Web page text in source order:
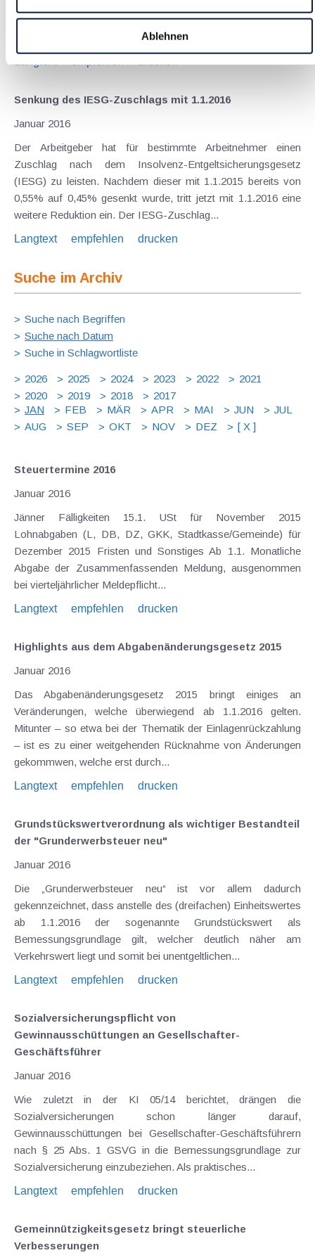
Ablehnen
werden, gemeinnützige Organisationen ins Leben zu rufen
und diese (auch) durch Spendenmittel zu...
Senkung des IESG-Zuschlags mit 1.1.2016
Januar 2016
Der Arbeitgeber hat für bestimmte Arbeitnehmer einen
Zuschlag nach dem Insolvenz-Entgeltsicherungsgesetz
(IESG) zu leisten. Nachdem dieser mit 1.1.2015 bereits von
0,55% auf 0,45% gesenkt wurde, tritt jetzt mit 1.1.2016 eine
weitere Reduktion ein. Der IESG-Zuschlag...
Langtext
empfehlen drucken
Suche im Archiv
Suche nach Begriffen
Suche nach Datum
Suche in Schlagwortliste
2026 2025 2024 2023 2022
2021
2020
2019 2018
2017
JAN
FEB MÄR APR MAI JUN
JUL
AUG
SEP OKT NOV DEZ [ X ]
Steuertermine 2016
Januar 2016
Jänner Fälligkeiten 15.1. USt für November 2015
Lohnabgaben (L, DB, DZ, GKK, Stadtkasse/Gemeinde) für
Dezember 2015 Fristen und Sonstiges Ab 1.1. Monatliche
Abgabe der Zusammenfassenden Meldung, ausgenommen
bei vierteljährlicher Meldepflicht...
Langtext
empfehlen drucken
Highlights aus dem Abgabenänderungsgesetz 2015
Januar 2016
Das Abgabenänderungsgesetz 2015 bringt einiges an
Veränderungen, welche überwiegend ab 1.1.2016 gelten.
Mitunter – so etwa bei der Thematik der Einlagenrückzahlung
– ist es zu einer weitgehenden Rücknahme von Änderungen
gekommwen, welche erst durch...
Langtext
empfehlen drucken
Grundstückswertverordnung als wichtiger Bestandteil
der "Grunderwerbsteuer neu"
Januar 2016
Die „Grunderwerbsteuer neu“ ist vor allem dadurch
gekennzeichnet, dass anstelle des (dreifachen) Einheitswertes
ab 1.1.2016 der sogenannte Grundstückswert als
Bemessungsgrundlage gilt, welcher deutlich näher am
Verkehrswert liegt und somit bei unentgeltlichen...
Langtext
empfehlen drucken
Sozialversicherungspflicht von
Gewinnausschüttungen an Gesellschafter-
Geschäftsführer
Januar 2016
Wie zuletzt in der KI 05/14 berichtet, drängen die
Sozialversicherungen schon länger darauf,
Gewinnausschüttungen bei Gesellschafter-Geschäftsführern
nach § 25 Abs. 1 GSVG in die Bemessungsgrundlage zur
Sozialversicherung einzubeziehen. Als praktisches...
Langtext
empfehlen drucken
Gemeinnützigkeitsgesetz bringt steuerliche
Verbesserungen